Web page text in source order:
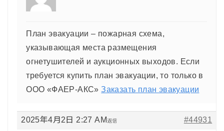
План эвакуации – пожарная схема,
указывающая места размещения
огнетушителей и аукционных выходов. Если
требуется купить план эвакуации, то только в
ООО «ФАЕР-АКС»Заказать план эвакуации
2025年4月2日 2:27 AM #44931
返信